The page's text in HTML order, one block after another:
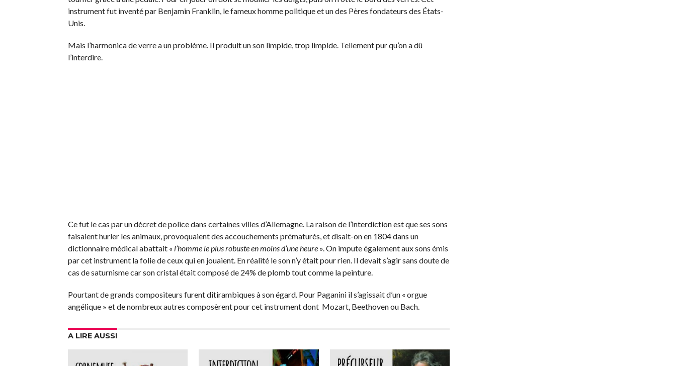
instrument fut inventé par Benjamin Franklin, le fameux homme politique et un des Pères fondateurs des États-
Unis.
Mais l’harmonica de verre a un problème. Il produit un son limpide, trop limpide. Tellement pur qu’on a dû
l’interdire.
Ce fut le cas par un décret de police dans certaines villes d’Allemagne. La raison de l’interdiction est que ses sons
faisaient hurler les animaux, provoquaient des accouchements prématurés, et disait-on en 1804 dans un
dictionnaire médical abattait « l’homme le plus robuste en moins d’une heure». On impute également aux sons émis
par cet instrument la folie de ceux qui en jouaient. En réalité le son n’y était pour rien. Il devait s’agir sans doute de
cas de saturnisme car son cristal était composé de 24% de plomb tout comme la peinture.
Pourtant de grands compositeurs furent ditirambiques à son égard. Pour Paganini il s’agissait d’un « orgue
angélique » et de nombreux autres composèrent pour cet instrument dont Mozart, Beethoven ou Bach.
A LIRE AUSSI